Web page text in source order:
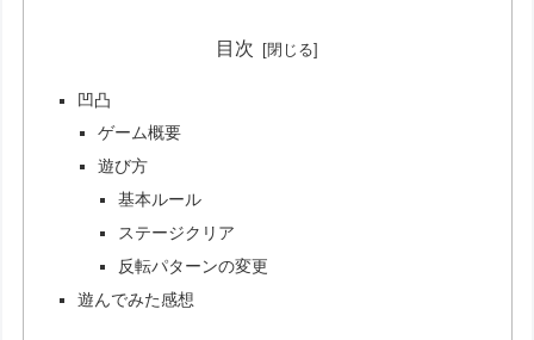
目次
凹凸
ゲーム概要
遊び方
基本ルール
ステージクリア
反転パターンの変更
遊んでみた感想